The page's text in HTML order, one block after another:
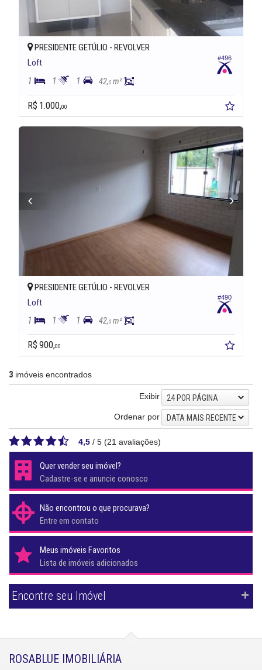
#496
PRESIDENTE GETÚLIO - REVOLVER
Loft
1 1 1 42,0 m²
R$ 1.000,00
#490
PRESIDENTE GETÚLIO - REVOLVER
Loft
1 1 1 42,0 m²
R$ 900,00
3 imóveis encontrados
Exibir
24 POR PÁGINA
Ordenar por
DATA MAIS RECENTE
4,5 / 5 (21 avaliações)
Quer vender seu imóvel?
Cadastre-se e anuncie conosco
Não encontrou o que procurava?
Entre em contato
Meus imóveis Favoritos
Lista de imóveis adicionados
Encontre seu Imóvel
ROSABLUE IMOBILIÁRIA